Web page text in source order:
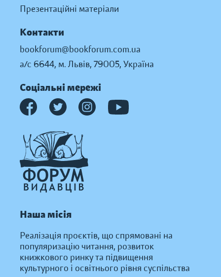
Презентаційні матеріали
Контакти
bookforum@bookforum.com.ua
а/с 6644, м. Львів, 79005, Україна
Соціальні мережі
Наша місія
Реалізація проєктів, що спрямовані на
популяризацію читання, розвиток
книжкового ринку та підвищення
культурного і освітнього рівня суспільства